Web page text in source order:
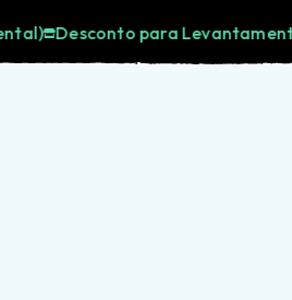
Levantamento em Loja